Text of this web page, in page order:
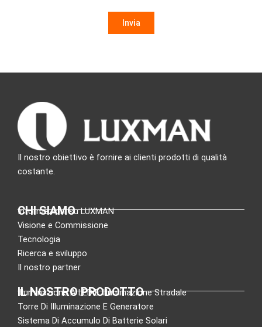
Il nostro obiettivo è fornire ai clienti prodotti di qualità
costante.
CHI SIAMO
Informazioni su LUXMAN
Visione e Commissione
Tecnologia
Ricerca e sviluppo
Il nostro partner
IL NOSTRO PRODOTTO
Illuminazione A LED E Illuminazione Stradale
Torre Di Illuminazione E Generatore
Sistema Di Accumulo Di Batterie Solari